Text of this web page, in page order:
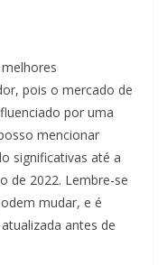
pois o mercado de
por uma
mencionar
significativas até a
de 2022. Lembre-se
mudar, e é
antes de